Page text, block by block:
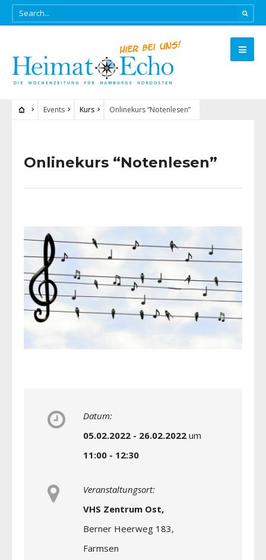
Events Kurs Onlinekurs “Notenlesen”
Onlinekurs “Notenlesen”
Datum:
05.02.2022 - 26.02.2022 um
11:00 - 12:30
Veranstaltungsort:
VHS Zentrum Ost,
Berner Heerweg 183,
Farmsen